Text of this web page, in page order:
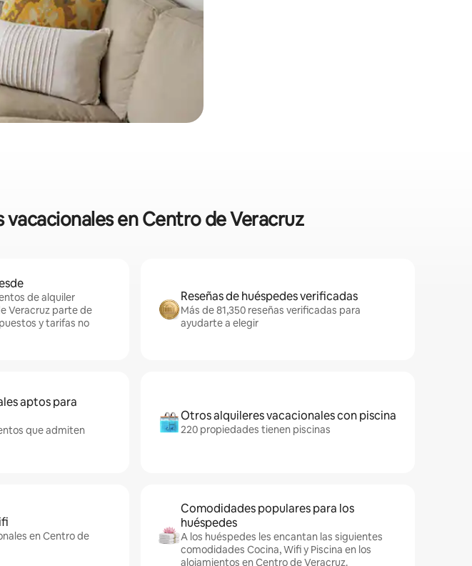
en Centro de Veracruz
de alquiler
Veracruz parte de
y tarifas no
Reseñas de huéspedes verificadas
Más de 81,350 reseñas verificadas para
ayudarte a elegir
aptos para
que admiten
Otros alquileres vacacionales con piscina
220 propiedades tienen piscinas
en Centro de
Comodidades populares para los
huéspedes
A los huéspedes les encantan las siguientes
comodidades Cocina, Wifi y Piscina en los
alojamientos en Centro de Veracruz.